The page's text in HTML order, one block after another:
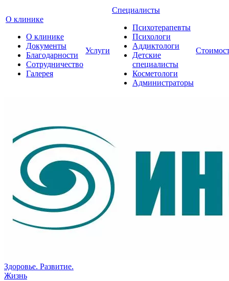
О клинике
О клинике
Документы
Благодарности
Сотрудничество
Галерея
Услуги
Специалисты
Психотерапевты
Психологи
Аддиктологи
Детские
специалисты
Косметологи
Администраторы
Здоровье. Развитие.
Жизнь